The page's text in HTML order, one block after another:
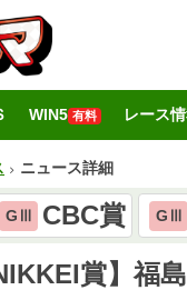
WIN5 有料 レース
ニュース詳細
GⅢ CBC賞 GⅢ
賞】